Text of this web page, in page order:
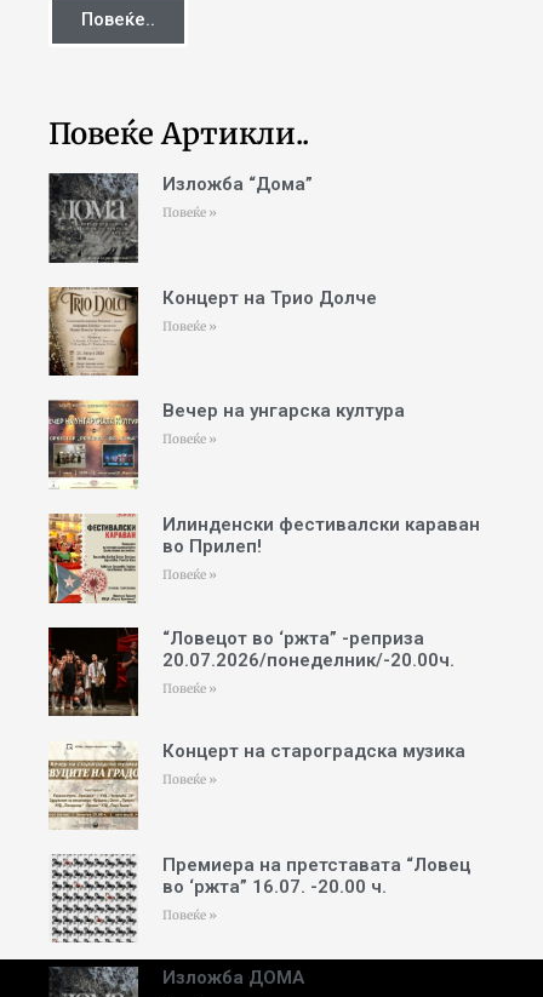
Повеќе..
Повеќе Артикли..
Изложба “Дома”
Повеќе »
Концерт на Трио Долче
Повеќе »
Вечер на унгарска култура
Повеќе »
Илинденски фестивалски караван
во Прилеп!
Повеќе »
“Ловецот во ‘ржта” -реприза
20.07.2026/понеделник/-20.00ч.
Повеќе »
Концерт на староградска музика
Повеќе »
Премиера на претставата “Ловец
во ‘ржта” 16.07. -20.00 ч.
Повеќе »
Изложба ДОМА